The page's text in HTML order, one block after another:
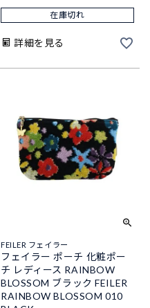
在庫切れ
詳細を見る
FEILER フェイラー
フェイラー ポーチ 化粧ポー
チ レディース RAINBOW
BLOSSOM ブラック FEILER
RAINBOW BLOSSOM 010